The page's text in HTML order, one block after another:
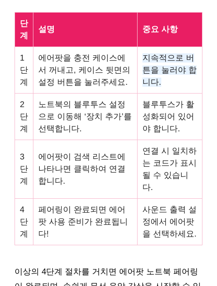
단
계
설명 중요 사항
1
단
계
에어팟을 충전 케이스에
서 꺼내고, 케이스 뒷면의
설정 버튼을 눌러주세요.
지속적으로 버
튼을 눌러야 합
니다.
2
단
계
노트북의 블루투스 설정
으로 이동해 ‘장치 추가’를
선택합니다.
블루투스가 활
성화되어 있어
야 합니다.
3
단
계
에어팟이 검색 리스트에
나타나면 클릭하여 연결
합니다.
연결 시 일치하
는 코드가 표시
될 수 있습니
다.
4
단
계
페어링이 완료되면 에어
팟 사용 준비가 완료됩니
다!
사운드 출력 설
정에서 에어팟
을 선택하세요.
이상의 4단계 절차를 거치면 에어팟 노트북 페어링